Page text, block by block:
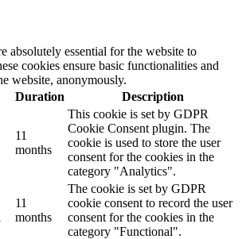
absolutely essential for the website to
cookies ensure basic functionalities and
website, anonymously.
Duration Description
11
months
This cookie is set by GDPR
Cookie Consent plugin. The
cookie is used to store the user
consent for the cookies in the
category "Analytics".
11
months
The cookie is set by GDPR
cookie consent to record the user
consent for the cookies in the
category "Functional".